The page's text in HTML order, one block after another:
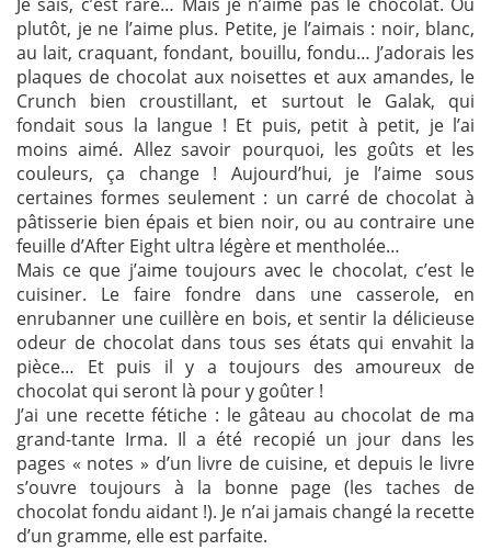
Je sais, c’est rare… Mais je n’aime pas le chocolat. Ou
plutôt, je ne l’aime plus. Petite, je l’aimais : noir, blanc,
au lait, craquant, fondant, bouillu, fondu… J’adorais les
plaques de chocolat aux noisettes et aux amandes, le
Crunch bien croustillant, et surtout le Galak, qui
fondait sous la langue ! Et puis, petit à petit, je l’ai
moins aimé. Allez savoir pourquoi, les goûts et les
couleurs, ça change ! Aujourd’hui, je l’aime sous
certaines formes seulement : un carré de chocolat à
pâtisserie bien épais et bien noir, ou au contraire une
feuille d’After Eight ultra légère et mentholée…
Mais ce que j’aime toujours avec le chocolat, c’est le
cuisiner. Le faire fondre dans une casserole, en
enrubanner une cuillère en bois, et sentir la délicieuse
odeur de chocolat dans tous ses états qui envahit la
pièce… Et puis il y a toujours des amoureux de
chocolat qui seront là pour y goûter !
J’ai une recette fétiche : le gâteau au chocolat de ma
grand-tante Irma. Il a été recopié un jour dans les
pages « notes » d’un livre de cuisine, et depuis le livre
s’ouvre toujours à la bonne page (les taches de
chocolat fondu aidant !). Je n’ai jamais changé la recette
d’un gramme, elle est parfaite.